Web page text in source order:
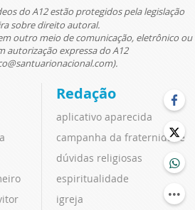
do A12 estão protegidos pela legislação
sobre direito autoral.
outro meio de comunicação, eletrônico ou
autorização expressa do A12
Redação
aplicativo aparecida
campanha da fraternidade
dúvidas religiosas
espiritualidade
igreja